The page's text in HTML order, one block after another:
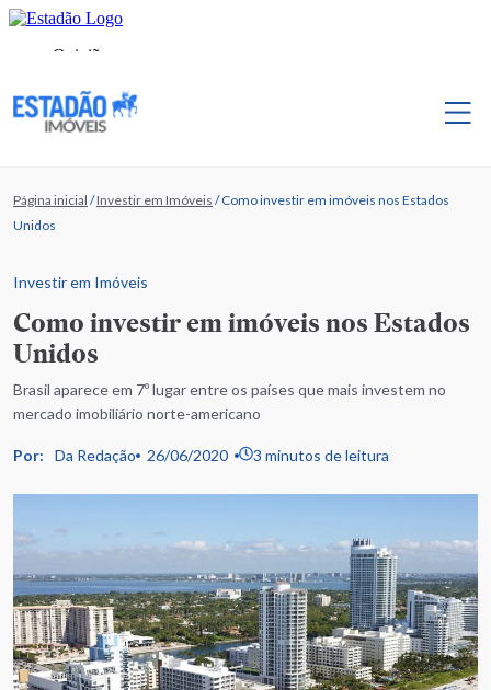
Página inicial /Investir em Imóveis /Como investir em imóveis nos Estados
Unidos
Investir em Imóveis
Como investir em imóveis nos Estados
Unidos
Brasil aparece em 7º lugar entre os países que mais investem no
mercado imobiliário norte-americano
Por: Da Redação 26/06/2020 3 minutos de leitura